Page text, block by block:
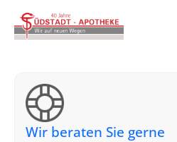
Wir beraten Sie gerne